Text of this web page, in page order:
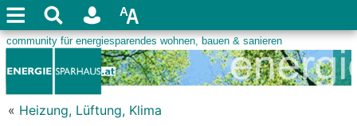
« Heizung, Lüftung, Klima